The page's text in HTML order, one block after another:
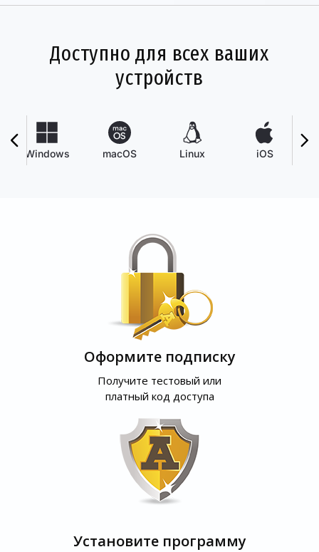
Доступно для всех ваших
устройств
Windows macOS Linux iOS
Оформите подписку
Получите тестовый или
платный код доступа
Установите программу